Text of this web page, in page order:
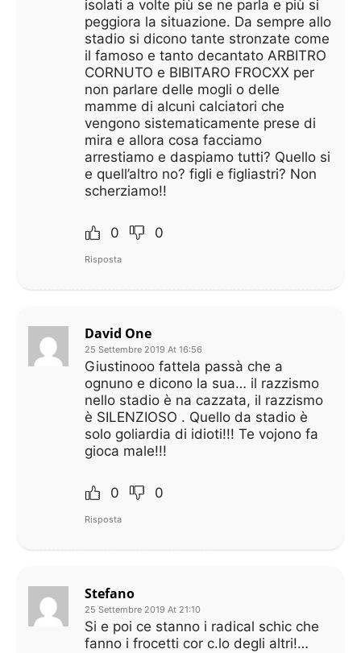
isolati a volte più se ne parla e più si
peggiora la situazione. Da sempre allo
stadio si dicono tante stronzate come
il famoso e tanto decantato ARBITRO
CORNUTO e BIBITARO FROCXX per
non parlare delle mogli o delle
mamme di alcuni calciatori che
vengono sistematicamente prese di
mira e allora cosa facciamo
arrestiamo e daspiamo tutti? Quello si
e quell’altro no? figli e figliastri? Non
scherziamo!!
0 0
Risposta
David One
25 Settembre 2019 At 16:56
Giustinooo fattela passà che a
ognuno e dicono la sua… il razzismo
nello stadio è na cazzata, il razzismo
è SILENZIOSO . Quello da stadio è
solo goliardia di idioti!!! Te vojono fa
gioca male!!!
0 0
Risposta
Stefano
25 Settembre 2019 At 21:10
Si e poi ce stanno i radical schic che
fanno i frocetti cor c.lo degli altri!…